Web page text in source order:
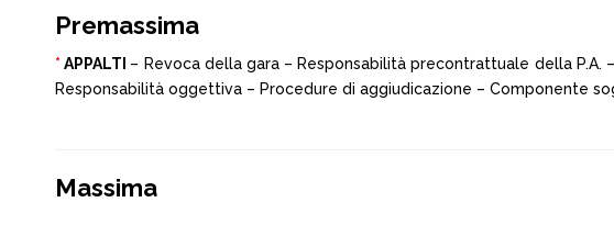
Premassima
* APPALTI – Revoca della gara – Responsabilità precontrattuale della
Responsabilità oggettiva – Procedure di aggiudicazione – Componente
Massima